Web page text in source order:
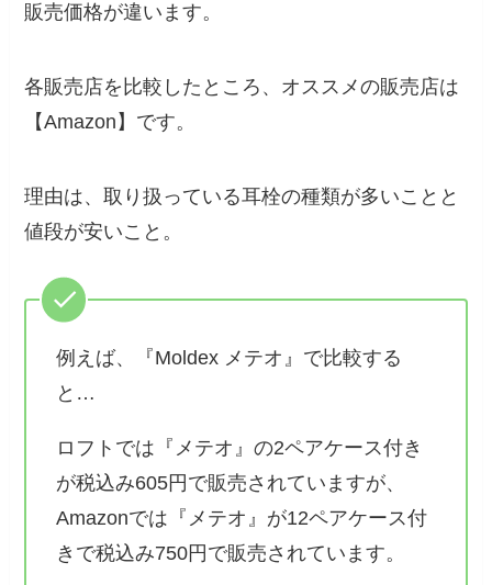
販売価格が違います。
各販売店を比較したところ、オススメの販売店は
【Amazon】です。
理由は、取り扱っている耳栓の種類が多いことと
値段が安いこと。
例えば、『Moldex メテオ』で比較する
と…
ロフトでは『メテオ』の2ペアケース付き
が税込み605円で販売されていますが、
Amazonでは『メテオ』が12ペアケース付
きで税込み750円で販売されています。